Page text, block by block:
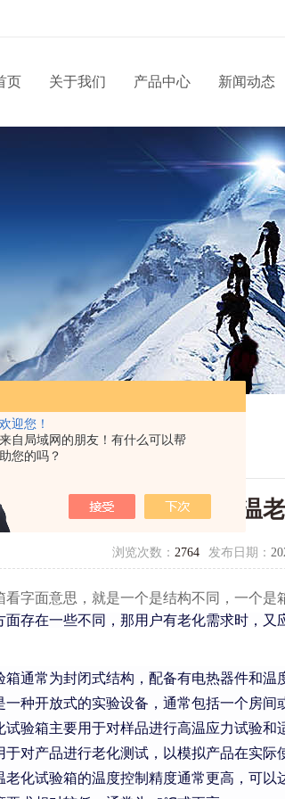
欢迎您！
来自局域网的朋友！有什么可以帮
助您的吗？
页 关于我们 产品中心 新闻动态
> 高温老化试验箱与高温老化房的区别
高温老化试验箱与高温
浏览次数： 2764 发布日期：
字面意思，就是一个是结构不同，一个是
面存在一些不同，那用户有老化需求时，
通常为封闭式结构，配备有电热器件和
种开放式的实验设备，通常包括一个房间
试验箱主要用于对样品进行高温应力试验
对产品进行老化测试，以模拟产品在实际
老化试验箱的温度控制精度通常更高，可